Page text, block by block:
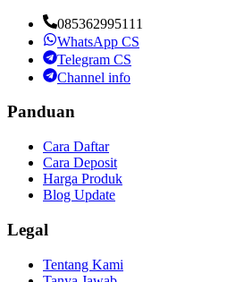
085362995111
WhatsApp CS
Telegram CS
Channel info
Panduan
Cara Daftar
Cara Deposit
Harga Produk
Blog Update
Legal
Tentang Kami